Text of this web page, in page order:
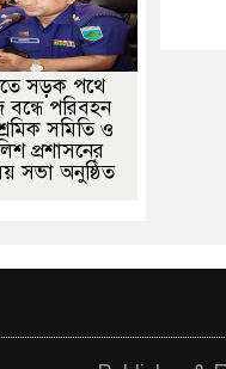
সড়ক পথে
বন্ধে পরিবহন
সমিতি ও
প্রশাসনের
সভা অনুষ্ঠিত